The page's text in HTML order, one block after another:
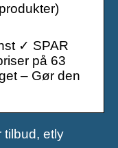
✓ SPAR
på 63
– Gør den
tilbud, etly